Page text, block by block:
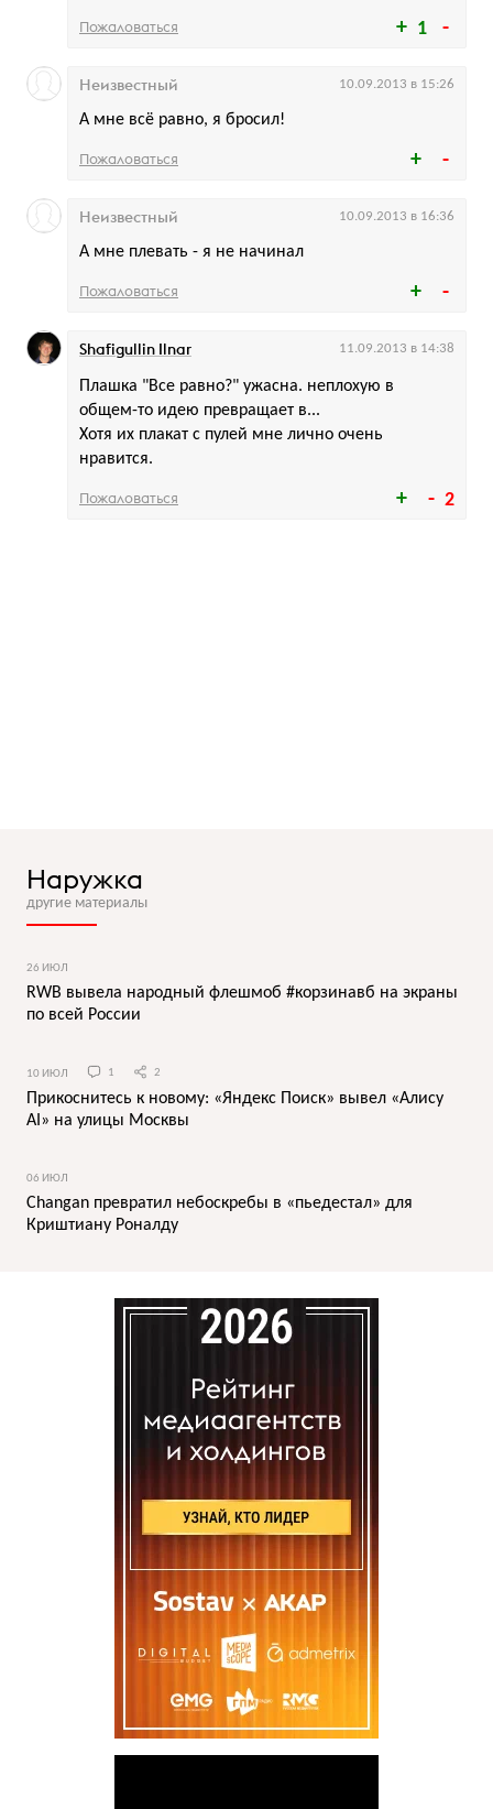
1
Пожаловаться
А мне всё равно, я бросил!
Неизвестный 10.09.2013 в 15:26
Пожаловаться
А мне плевать - я не начинал
Неизвестный 10.09.2013 в 16:36
Пожаловаться
2
Плашка "Все равно?" ужасна. неплохую в
общем-то идею превращает в...
Хотя их плакат с пулей мне лично очень
нравится.
Shafigullin Ilnar 11.09.2013 в 14:38
Пожаловаться
Наружка
другие материалы
26 ИЮЛ
RWB вывела народный флешмоб #корзинавб на экраны
по всей России
10 ИЮЛ 1 2
Прикоснитесь к новому: «Яндекс Поиск» вывел «Алису
AI» на улицы Москвы
06 ИЮЛ
Changan превратил небоскребы в «пьедестал» для
Криштиану Роналду